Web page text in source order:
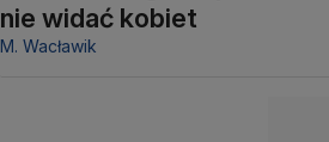
nie widać kobiet
M. Wacławik